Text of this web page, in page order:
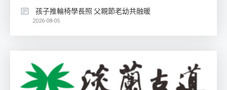
孩子推輪椅學長照 父親節老幼共融暖
2026-08-05